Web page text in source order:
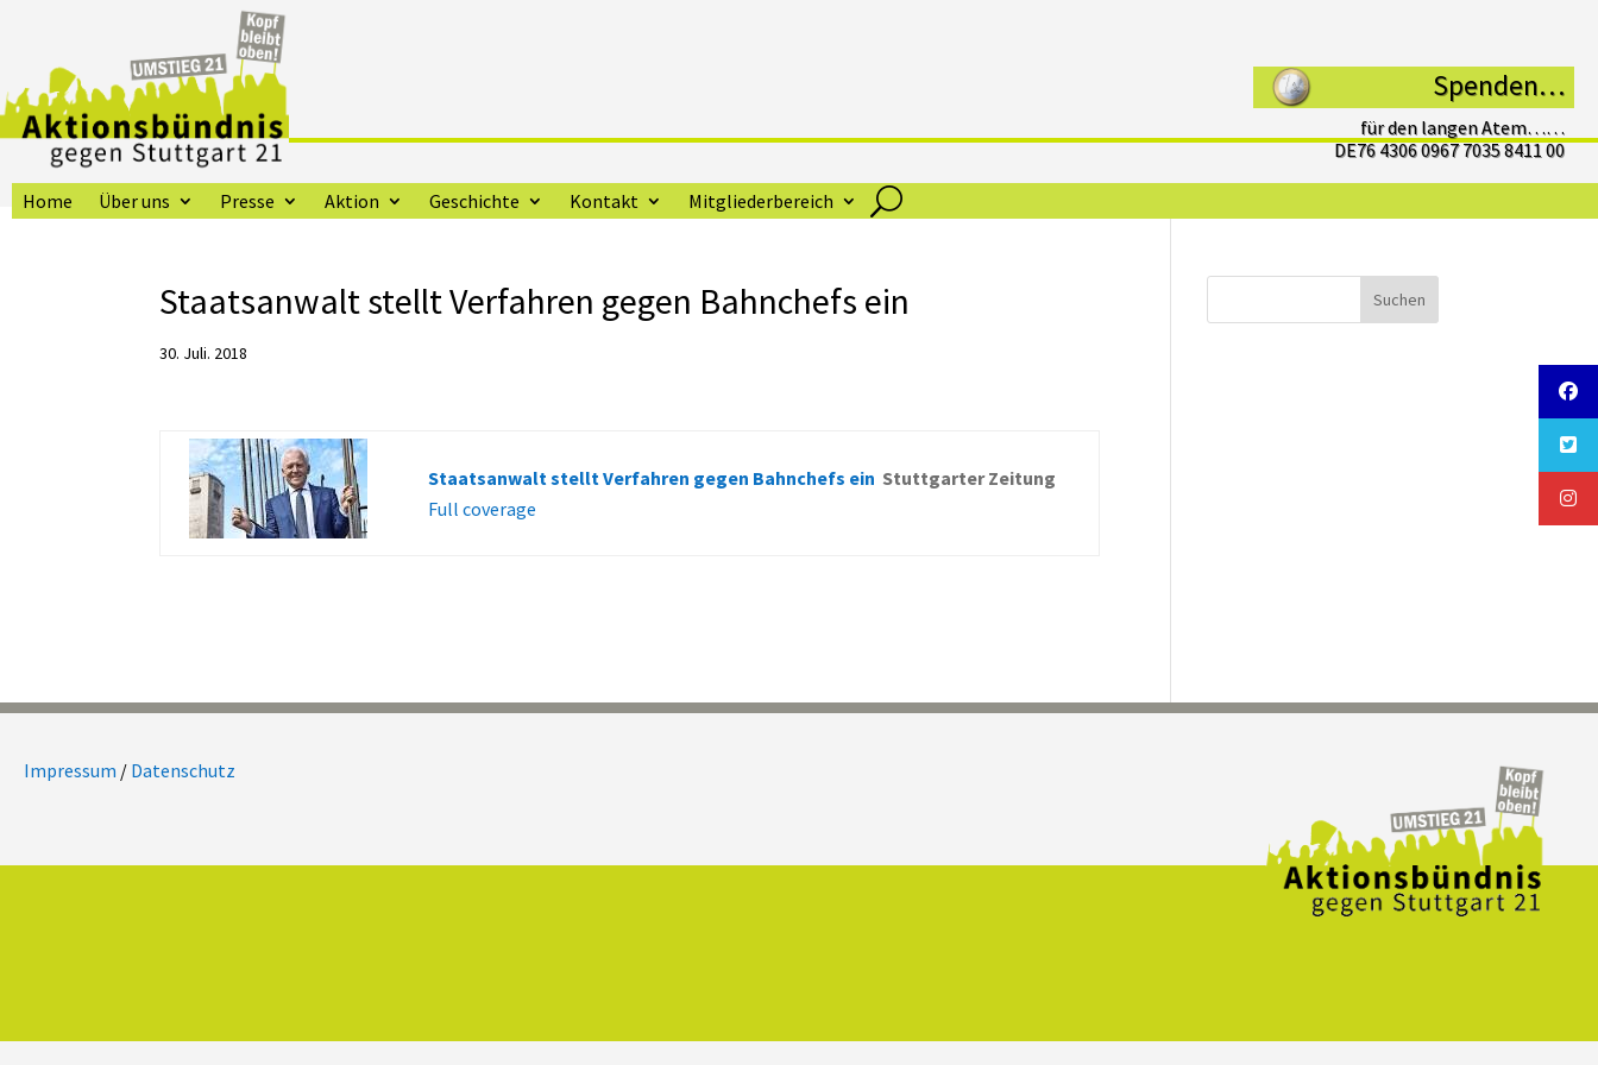
Spenden…
für den langen Atem……
DE76 4306 0967 7035 8411 00
Home Über uns Presse Aktion Geschichte Kontakt Mitgliederbereich
Staatsanwalt stellt Verfahren gegen Bahnchefs ein
30. Juli. 2018
Staatsanwalt stellt Verfahren gegen Bahnchefs ein Stuttgarter Zeitung
Full coverage
Suchen
Impressum / Datenschutz